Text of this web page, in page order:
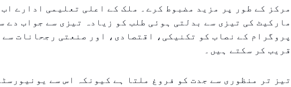
مرکز کے طور پر مزید مضبوط کرے۔ ملک کے اعلی تعلیمی ادارے اب
مارکیٹ کی تیزی سے بدلتی ہوئی طلب کو زیادہ تیزی سے جواب دے
پروگرام کے نصاب کو تکنیکی، اقتصادی، اور صنعتی رجحانات سے
قریب کر سکتے ہیں۔
تیز تر منظوری سے جدت کو فروغ ملتا ہے کیونکہ اس سے